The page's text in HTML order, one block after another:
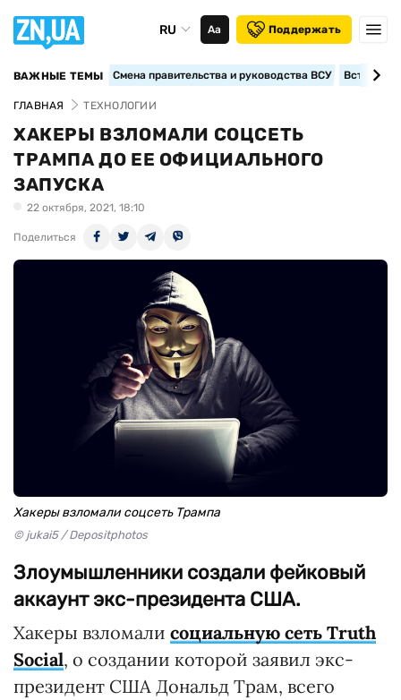
RU Аа Поддержать
ВАЖНЫЕ ТЕМЫ Смена правительства и руководства ВСУ
ГЛАВНАЯ ТЕХНОЛОГИИ
ХАКЕРЫ ВЗЛОМАЛИ СОЦСЕТЬ
ТРАМПА ДО ЕЕ ОФИЦИАЛЬНОГО
ЗАПУСКА
22 октября, 2021, 18:10
Поделиться
Хакеры взломали соцсеть Трампа
© jukai5 / Depositphotos
Злоумышленники создали фейковый
аккаунт экс-президента США.
Хакеры взломали социальную сеть Truth
Social, о создании которой заявил экс-
президент США Дональд Трам, всего